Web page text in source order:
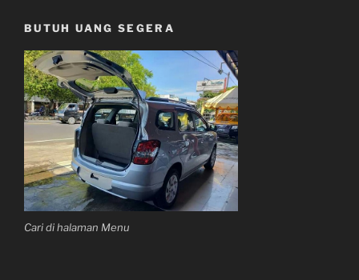
BUTUH UANG SEGERA
Cari di halaman Menu